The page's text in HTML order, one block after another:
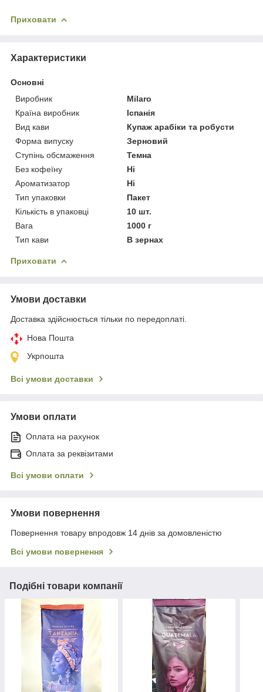
Приховати
Характеристики
Основні
Виробник
Milaro
Країна виробник
Іспанія
Вид кави
Купаж арабіки та робусти
Форма випуску
Зерновий
Ступінь обсмаження
Темна
Без кофеїну
Ні
Ароматизатор
Ні
Тип упаковки
Пакет
Кількість в упаковці
10 шт.
Вага
1000 г
Тип кави
В зернах
Приховати
Умови доставки
Доставка здійснюється тільки по передоплаті.
Нова Пошта
Укрпошта
Всі умови доставки
Умови оплати
Оплата на рахунок
Оплата за реквізитами
Всі умови оплати
Умови повернення
Повернення товару впродовж 14 днів за домовленістю
Всі умови повернення
Подібні товари компанії